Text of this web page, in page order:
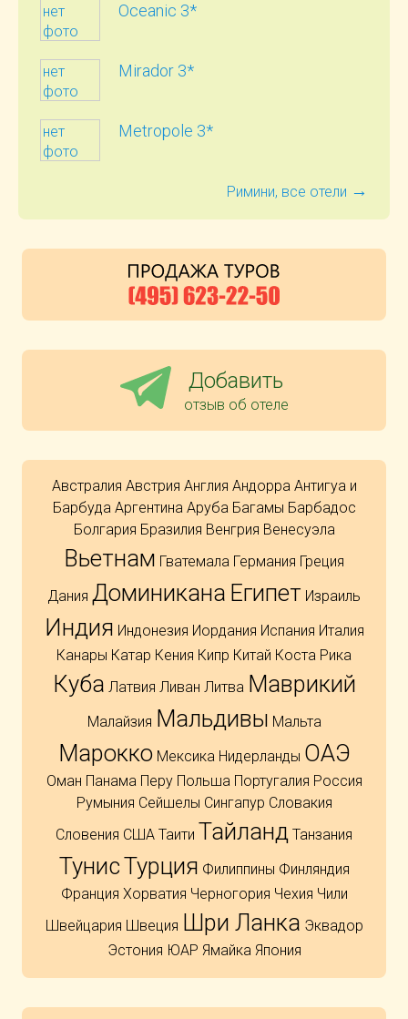
нет
фото
Oceanic 3*
нет
фото
Mirador 3*
нет
фото
Metropole 3*
Римини, все отели →
Добавить
отзыв об отеле
Австралия Австрия Англия Андорра Антигуа и
Барбуда Аргентина Аруба Багамы Барбадос
Болгария Бразилия Венгрия Венесуэла
Вьетнам Гватемала Германия Греция
Дания Доминикана Египет Израиль
Индия Индонезия Иордания Испания Италия
Канары Катар Кения Кипр Китай Коста Рика
Куба Латвия Ливан Литва Маврикий
Малайзия Мальдивы Мальта
Марокко Мексика Нидерланды ОАЭ
Оман Панама Перу Польша Португалия Россия
Румыния Сейшелы Сингапур Словакия
Словения США Таити Тайланд Танзания
ТунисТурция Филиппины Финляндия
Франция Хорватия Черногория Чехия Чили
Швейцария Швеция Шри Ланка Эквадор
Эстония ЮАР Ямайка Япония